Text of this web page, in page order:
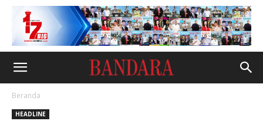
Beranda
HEADLINE